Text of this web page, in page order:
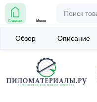
Главная Меню
Обзор Описание